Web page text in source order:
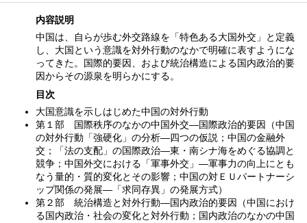
内容説明
中国は、自らが歩む外交路線を「特色ある大国外交」と定義
し、大国という意識を対外行動のなかで明確に表すようにな
ってきた。国際的要因、および統治構造による国内政治的要
因からその源泉を明らかにする。
目次
大国意識を示しはじめた中国の対外行動
第１部 国際秩序のなかの中国外交—国際政治的要因（中国
の対外行動「強硬化」の分析—四つの仮説；中国の金融外
交；「法の支配」の国際政治—東・南シナ海をめぐる協調と
競争；中国外交における「軍事外交」—軍事力の向上にとも
なう量的・質的変化とその影響；中国の対ＥＵパートナーシ
ップ関係の発展—「求同存異」の発展方式）
第２部 統治構造と対外行動—国内政治的要因（中国におけ
る国内政治・社会の変化と対外行動；国内政治のなかの中国